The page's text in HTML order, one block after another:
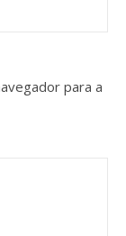
para a